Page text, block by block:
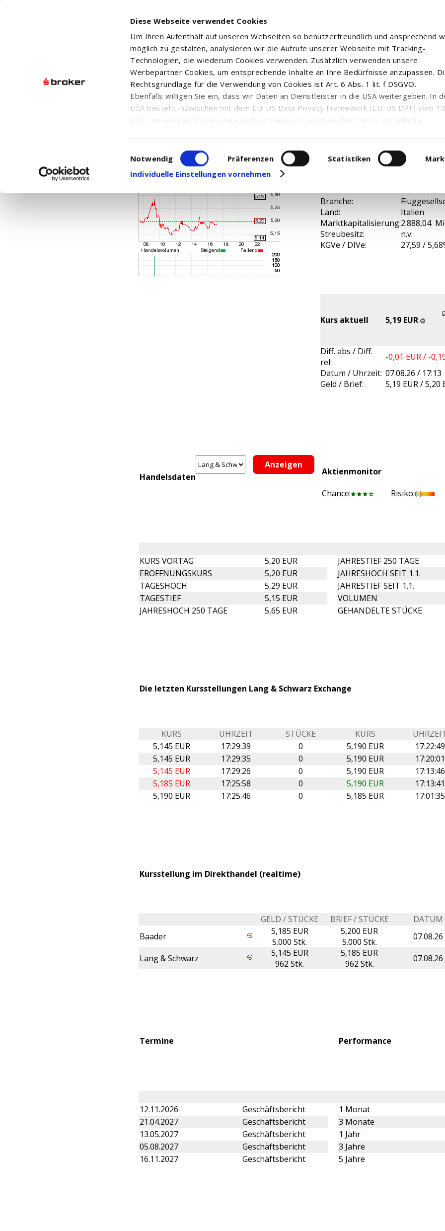
Diese Webseite verwendet Cookies
Um Ihren Aufenthalt auf unseren Webseiten so benutzerfreundlich und ansprechend
möglich zu gestalten, analysieren wir die Aufrufe unserer Webseite mit Tracking-
Technologien, die wiederum Cookies verwenden. Zusätzlich verwenden unsere
Werbepartner Cookies, um entsprechende Inhalte an Ihre Bedürfnisse anzupassen.
Rechtsgrundlage für die Verwendung von Cookies ist Art. 6 Abs. 1 lit. f DSGVO.
Ebenfalls willigen Sie ein, dass wir Daten an Dienstleister in die USA weitergeben. In
USA besteht inzwischen mit dem EU-US Data Privacy Framework (EU-US DPF) vom
2023 ein vergleichbares Datenschutzniveau zur Europäischen Union. Detaillierte
in den USA, finden Sie auf unserer Seite zumDatenschutz. Dort können Sie Ihre
Einwilligung auch jederzeit widerrufen oder anpassen.
Einwilligungsauswahl
Notwendig Präferenzen Statistiken
Individuelle Einstellungen vornehmen
ENAV S.P.A. AZIONI NOM. EO 1
Branche:
Land:
Italien
Marktkapitalisierung:2.888,04
Streubesitz:
n.v.
KGVe / DIVe:
27,59 /
Kurs aktuell 5,19 EUR
Diff. abs / Diff.
rel:
-0,01 EUR / -
Datum / Uhrzeit: 07.08.26 / 17:13
Geld / Brief:
5,19 EUR / 5,20
Handelsdaten
Aktienmonitor
Chance:
Risiko:
KURS VORTAG 5,20 EUR JAHRESTIEF 250 TAGE
ERÖFFNUNGSKURS
5,20 EUR JAHRESHOCH SEIT 1.1.
TAGESHOCH
5,29 EUR JAHRESTIEF SEIT 1.1.
TAGESTIEF
5,15 EUR VOLUMEN
JAHRESHOCH 250 TAGE
5,65 EUR GEHANDELTE STÜCKE
Die letzten Kursstellungen Lang & Schwarz Exchange
KURS UHRZEIT STÜCKE KURS
5,145 EUR
17:29:39 0 5,190 EUR 17:22:49
5,145 EUR
17:29:35 0 5,190 EUR 17:20:01
5,145 EUR
17:29:26 0 5,190 EUR 17:13:46
5,185 EUR
17:25:58 0 5,190 EUR 17:13:41
5,190 EUR
17:25:46 0 5,185 EUR 17:01:35
Kursstellung im Direkthandel (realtime)
GELD / STÜCKE BRIEF / STÜCKE DATUM
Baader
5,185 EUR
5.000 Stk.
5,200 EUR
5.000 Stk.
07.08.26
Lang & Schwarz
5,145 EUR
962 Stk.
5,185 EUR
962 Stk.
07.08.26
Termine Performance
12.11.2026 Geschäftsbericht 1 Monat
21.04.2027
Geschäftsbericht 3 Monate
13.05.2027
Geschäftsbericht 1 Jahr
05.08.2027
Geschäftsbericht 3 Jahre
16.11.2027
Geschäftsbericht 5 Jahre